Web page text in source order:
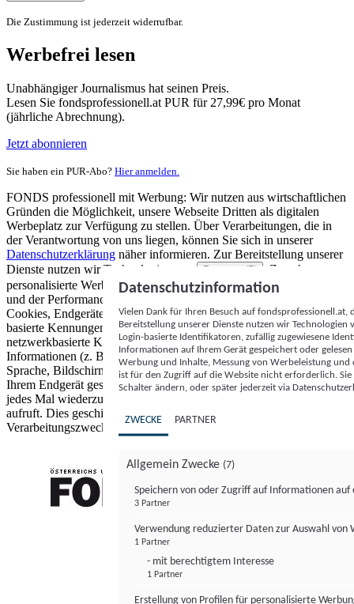
Die Zustimmung ist jederzeit widerrufbar.
Werbefrei lesen
Unabhängiger Journalismus hat seinen Preis.
Lesen Sie fondsprofessionell.at PUR für 27,99€ pro Monat
(jährliche Abrechnung).
Jetzt abonnieren
Sie haben ein PUR-Abo? Hier anmelden.
FONDS professionell mit Werbung: Wir nutzen aus wirtschaftlichen
Gründen die Möglichkeit, unsere Webseite Dritten als digitalen
Werbeplatz zur Verfügung zu stellen. Über Verarbeitungen, die in
der Verantwortung von uns liegen, können Sie sich in unserer
Datenschutzerklärung näher informieren. Zur Bereitstellung unserer
Dienste nutzen wir Technologien von
Partnern (5)
. Zwecke:
personalisierte Werbung und Inhalte, Messung von Werbeleistung
und der Performance von Inhalten sowie Zielgruppenforschung.
Cookies, Endgeräte- oder ähnliche Online-Kennungen (z. B. login-
basierte Kennungen, zufällig generierte Kennungen,
netzwerkbasierte Kennungen) können zusammen mit anderen
Informationen (z. B. Browsertyp und Browserinformationen,
Sprache, Bildschirmgröße, unterstützte Technologien usw.) auf
Ihrem Endgerät gespeichert oder von dort ausgelesen werden, um es
jedes Mal wiederzuerkennen, wenn es eine App oder einer Webseite
aufruft. Dies geschieht für einen oder mehrere der hier aufgeführten
Verarbeitungszwecke.
Datenschutzinformation
Vielen Dank für Ihren Besuch auf
Bereitstellung unserer Dienste nutzen wir Technologien
Login-basierte Identifikatoren, zufällig zugewiesene
Informationen auf Ihrem Gerät gespeichert oder
Werbung und Inhalte, Messung von Werbeleistung
ist für den Zugriff auf die Website nicht erforderlich.
Schalter ändern, oder später jederzeit via
ZWECKE PARTNER
Allgemein Zwecke (7)
Speichern von oder Zugriff auf Informationen auf
3 Partner
Verwendung reduzierter Daten zur Auswahl von
1 Partner
- mit berechtigtem Interesse
1 Partner
Erstellung von Profilen für personalisierte
FONDS professionell